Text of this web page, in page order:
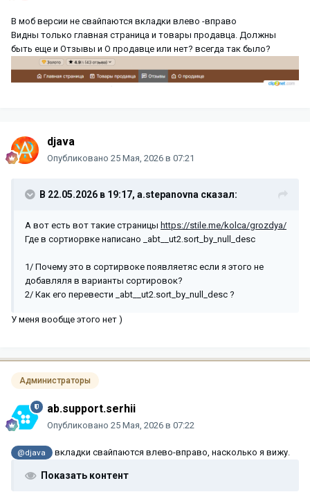
В моб версии не свайпаются вкладки влево -вправо
Видны только главная страница и товары продавца. Должны
быть еще и Отзывы и О продавце или нет? всегда так было?
djava
Опубликовано 25 Мая, 2026 в 07:21
В 22.05.2026 в 19:17, a.stepanovna сказал:
А вот есть вот такие страницы https://stile.me/kolca/grozdya/
Где в сортиорвке написано _abt__ut2.sort_by_null_desc
1/ Почему это в сортирвоке появляетяс если я этого не
добавляля в варианты сортировок?
2/ Как его перевести _abt__ut2.sort_by_null_desc ?
У меня вообще этого нет )
Администраторы
ab.support.serhii
Опубликовано 25 Мая, 2026 в 07:22
@djava вкладки свайпаются влево-вправо, насколько я вижу.
Показать контент